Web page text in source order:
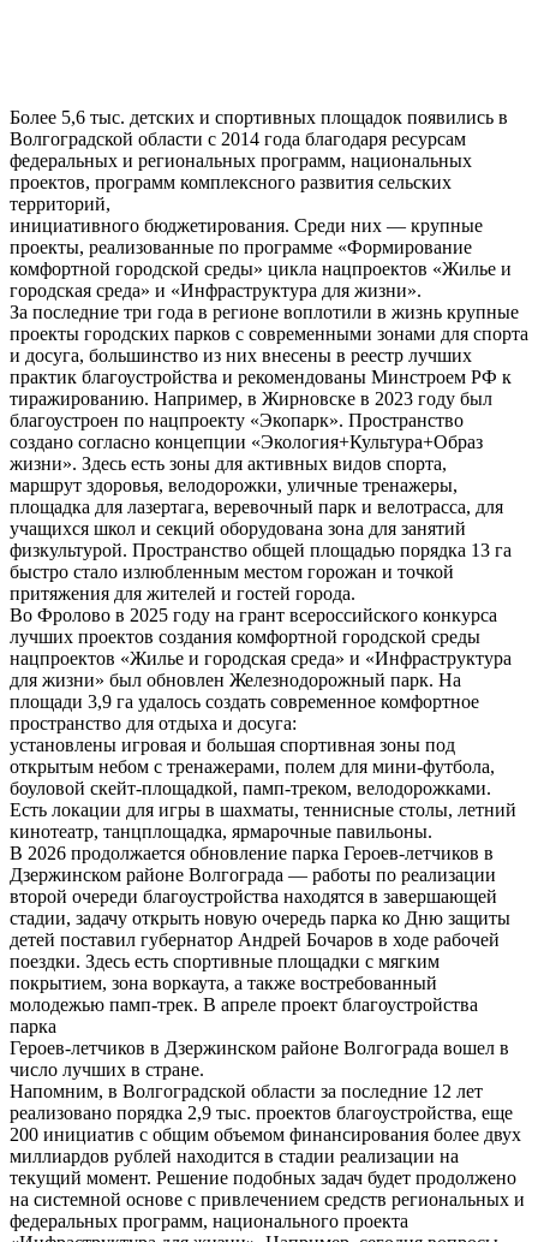
Более 5,6 тыс. детских и спортивных площадок появились в
Волгоградской области с 2014 года благодаря ресурсам
федеральных и региональных программ, национальных
проектов, программ комплексного развития сельских
территорий,
инициативного бюджетирования. Среди них — крупные
проекты, реализованные по программе «Формирование
комфортной городской среды» цикла нацпроектов «Жилье и
городская среда» и «Инфраструктура для жизни».
За последние три года в регионе воплотили в жизнь крупные
проекты городских парков с современными зонами для спорта
и досуга, большинство из них внесены в реестр лучших
практик благоустройства и рекомендованы Минстроем РФ к
тиражированию. Например, в Жирновске в 2023 году был
благоустроен по нацпроекту «Экопарк». Пространство
создано согласно концепции «Экология+Культура+Образ
жизни». Здесь есть зоны для активных видов спорта,
маршрут здоровья, велодорожки, уличные тренажеры,
площадка для лазертага, веревочный парк и велотрасса, для
учащихся школ и секций оборудована зона для занятий
физкультурой. Пространство общей площадью порядка 13 га
быстро стало излюбленным местом горожан и точкой
притяжения для жителей и гостей города.
Во Фролово в 2025 году на грант всероссийского конкурса
лучших проектов создания комфортной городской среды
нацпроектов «Жилье и городская среда» и «Инфраструктура
для жизни» был обновлен Железнодорожный парк. На
площади 3,9 га удалось создать современное комфортное
пространство для отдыха и досуга:
установлены игровая и большая спортивная зоны под
открытым небом с тренажерами, полем для мини-футбола,
боуловой скейт-площадкой, памп-треком, велодорожками.
Есть локации для игры в шахматы, теннисные столы, летний
кинотеатр, танцплощадка, ярмарочные павильоны.
В 2026 продолжается обновление парка Героев-летчиков в
Дзержинском районе Волгограда — работы по реализации
второй очереди благоустройства находятся в завершающей
стадии, задачу открыть новую очередь парка ко Дню защиты
детей поставил губернатор Андрей Бочаров в ходе рабочей
поездки. Здесь есть спортивные площадки с мягким
покрытием, зона воркаута, а также востребованный
молодежью памп-трек. В апреле проект благоустройства
парка
Героев-летчиков в Дзержинском районе Волгограда вошел в
число лучших в стране.
Напомним, в Волгоградской области за последние 12 лет
реализовано порядка 2,9 тыс. проектов благоустройства, еще
200 инициатив с общим объемом финансирования более двух
миллиардов рублей находится в стадии реализации на
текущий момент. Решение подобных задач будет продолжено
на системной основе с привлечением средств региональных и
федеральных программ, национального проекта